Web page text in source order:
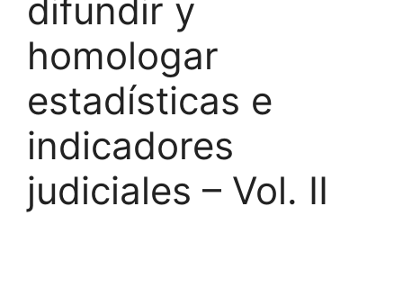
difundir y
homologar
estadísticas e
indicadores
judiciales – Vol. II